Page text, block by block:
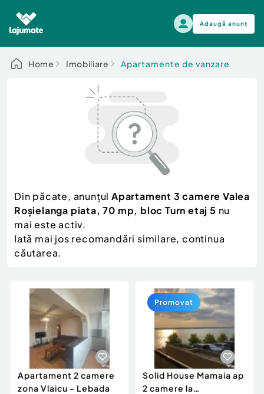
Adaugă anunț
Alege categoria
Auto, moto si ambarcatiuni
Electronice si electrocasnice
Mama si copilul
Moda si frumusete
Sport, timp liber, arta
Agro si Industrie
Animale de companie
Afaceri și echipamente profesionale
Inchiriere Bunuri si Vehicule
Auto, moto si ambarcatiuni
Scutere - ATV - UTV
Autoutilitare
Ambarcatiuni
Camioane - Rulote - Remorci
Motociclete
Piese auto si accesorii
Dacia Duster
Home Imobiliare Apartamente de vanzare
Din păcate, anunțul Apartament 3 camere Valea
Roșielanga piata, 70 mp, bloc Turn etaj 5 nu
mai este activ.
Iată mai jos recomandări similare, continua
căutarea.
Apartament 2 camere
zona Vlaicu - Lebada
Solid House Mamaia ap
2 camere la
Promovat